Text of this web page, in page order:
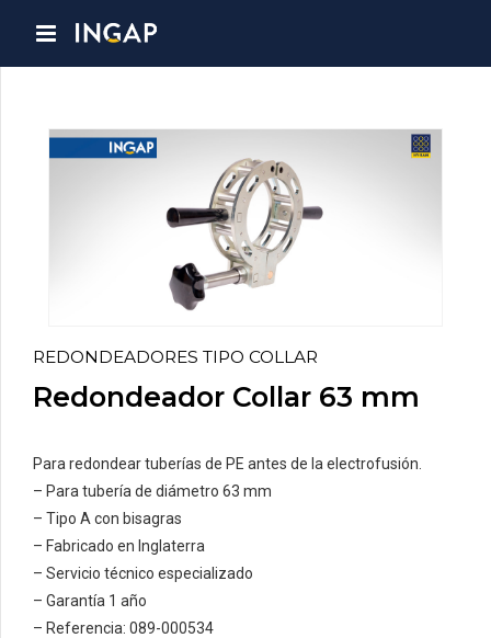
REDONDEADORES TIPO COLLAR
Redondeador Collar 63 mm
Para redondear tuberías de PE antes de la electrofusión.
– Para tubería de diámetro 63 mm
– Tipo A con bisagras
– Fabricado en Inglaterra
– Servicio técnico especializado
– Garantía 1 año
– Referencia: 089-000534